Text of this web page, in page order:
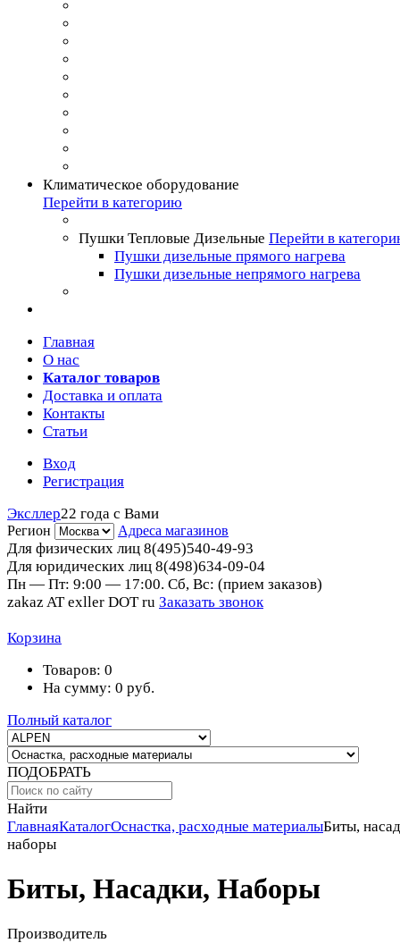
Климатическое оборудование
Перейти в категорию
Пушки Тепловые Дизельные Перейти в
Пушки дизельные прямого нагрева
Пушки дизельные непрямого нагрева
Главная
О нас
Каталог товаров
Доставка и оплата
Контакты
Статьи
Вход
Регистрация
Эксллер22 года с Вами
Регион Адреса магазинов
Для физических лиц 8(495)540-49-93
Для юридических лиц 8(498)634-09-04
Пн — Пт: 9:00 — 17:00. Сб, Вс: (прием заказов)
zakaz AT exller DOT ru Заказать звонок
Корзина
Товаров: 0
На сумму: 0 руб.
Полный каталог
ПОДОБРАТЬ
Найти
ГлавнаяКаталогОснастка, расходные материалыБиты,
наборы
Биты, Насадки, Наборы
Производитель